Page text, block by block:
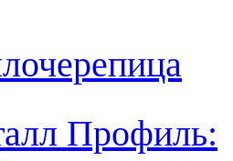
Профиль: